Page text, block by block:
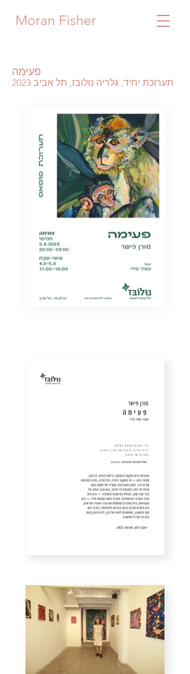
Moran Fisher
פעימה
תערוכת יחיד, גלריה נולובז, תל אביב 2023